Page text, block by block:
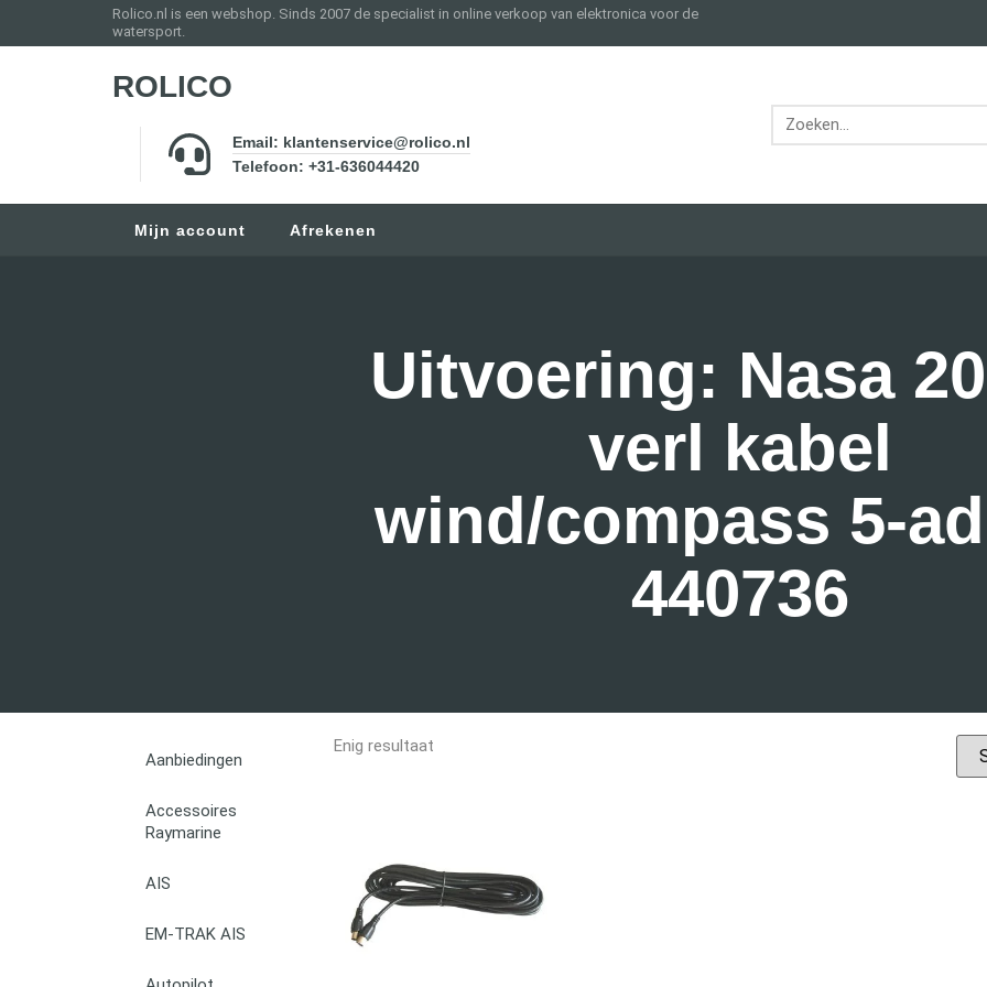
Rolico.nl is een webshop. Sinds 2007 de specialist in online verkoop van elektronica voor de
watersport.
ROLICO
Email: klantenservice@rolico.nl
Telefoon: +31-636044420
Mijn account Afrekenen
Uitvoering: Nasa
verl kabel
wind/compass 5-
440736
Aanbiedingen
Accessoires
Raymarine
AIS
EM-TRAK AIS
Enig resultaat